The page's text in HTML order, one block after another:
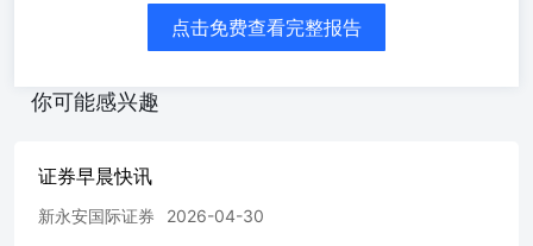
创业板指涨0.66%。A股多行业温和上涨，百货、家电、原
材料业涨幅居前。港股高开回落。香港恒生指数涨1.23%报
1423.07亿港元。外盘方面，欧洲三大股指收盘全线上涨。
长，美联储理事Waller称上半年可能下调利率。万科总裁祝
九胜据报被公安机关带走，公司或将面临接管改组。 ➢美
点击免费查看完整报告
你可能感兴趣
证券早晨快讯
新永安国际证券 2026-04-30